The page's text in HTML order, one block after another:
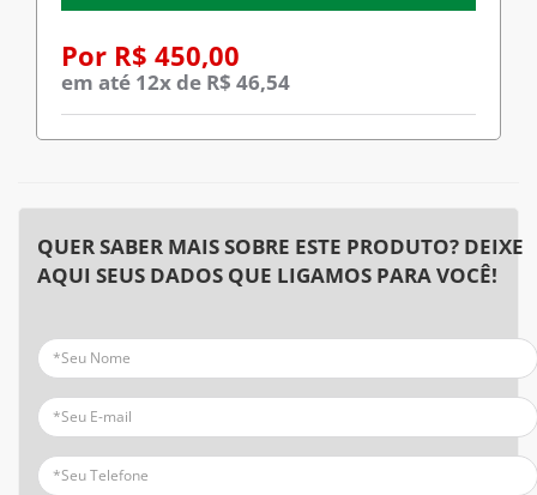
Por R$ 450,00
em até 12x de R$ 46,54
QUER SABER MAIS SOBRE ESTE PRODUTO? DEIXE
AQUI SEUS DADOS QUE LIGAMOS PARA VOCÊ!